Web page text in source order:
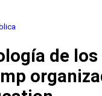
de los